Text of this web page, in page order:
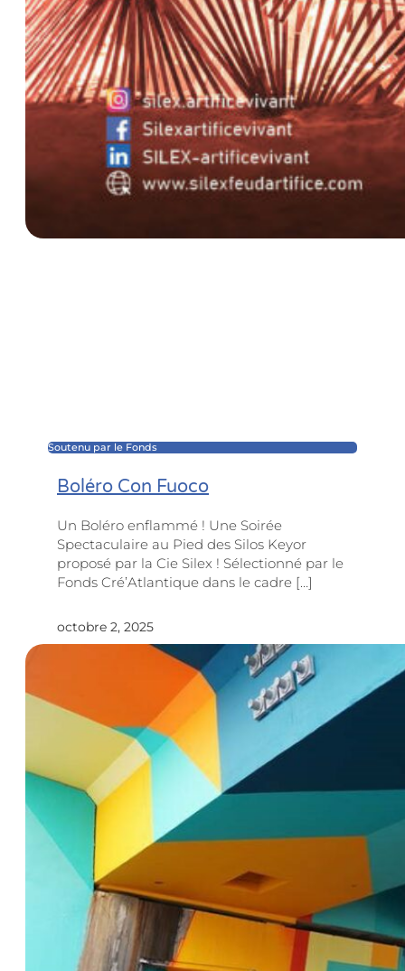
Soutenu par le Fonds
Boléro Con Fuoco
Un Boléro enflammé ! Une Soirée
Spectaculaire au Pied des Silos Keyor
proposé par la Cie Silex ! Sélectionné par le
Fonds Cré’Atlantique dans le cadre […]
octobre 2, 2025